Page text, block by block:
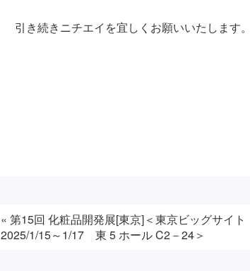
引き続きニチエイを宜しくお願いいたします。
« 第15回 化粧品開発展[東京]＜東京ビッグサイト
2025/1/15～1/17 東 5 ホール C2－24＞